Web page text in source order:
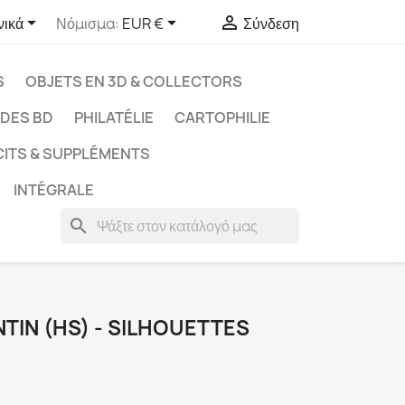
 Νόμισμα: EUR €  Σύνδεση
OBJETS EN 3D & COLLECTORS
BD PHILATÉLIE
CARTOPHILIE
& SUPPLÉMENTS
INTÉGRALE
search
(HS) - SILHOUETTES